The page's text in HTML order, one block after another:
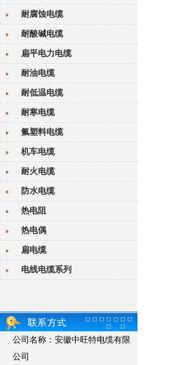
耐腐蚀电缆
耐酸碱电缆
扁平电力电缆
耐油电缆
耐低温电缆
耐寒电缆
氟塑料电缆
机车电缆
耐火电缆
防水电缆
热电阻
热电偶
扁电缆
电线电缆系列
公司名称：安徽中旺特电缆有限
公司